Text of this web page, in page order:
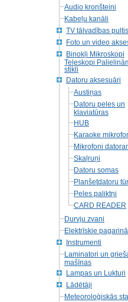
Audio kronšteini
Kabeļu kanāli
TV tālvadības pultis
Foto un video
Binokļi Mikroskopi
Teleskopi
stikli
Datoru aksesuāri
Austiņas
Datoru peles un
klaviatūras
HUB
Karaoke
Mikrofoni
Skaļruņi
Datoru somas
Planšetdatoru
Peles paliktņi
CARD READER
Durvju zvani
Elektrīskie
Instrumenti
Laminatori un
mašīnas
Lampas un Lukturi
Lādētāji
Meteoroloģiskās